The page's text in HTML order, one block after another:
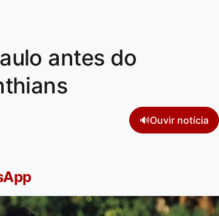
antes do
🔊Ouvir notícia